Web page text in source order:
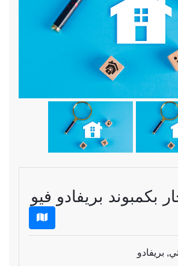
بكمبوند بريفادو فيو
بريفادو